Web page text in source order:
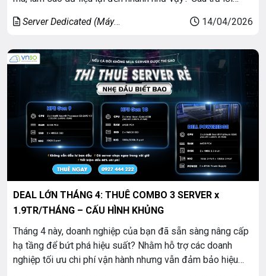
trung tâm dữ liệu (datacenter) Server […]
Server Dedicated (Máy
14/04/2026
DEAL LỚN THÁNG 4: THUÊ COMBO 3 SERVER x
1.9TR/THÁNG – CẤU HÌNH KHỦNG
Tháng 4 này, doanh nghiệp của bạn đã sẵn sàng nâng cấp
hạ tầng để bứt phá hiệu suất? Nhằm hỗ trợ các doanh
nghiệp tối ưu chi phí vận hành nhưng vẫn đảm bảo hiệu